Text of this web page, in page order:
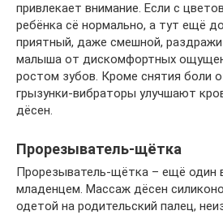
привлекает внимание. Если с
ребёнка сё нормально, а тут ещё
приятный, даже смешной,
малыша от дискомфортных
ростом зубов. Кроме снятия боли
грызунки-вибраторы улучшают
дёсен.
Прорезыватель-щётка
Прорезыватель-щётка – ещё один
младенцем. Массаж дёсен
одетой на родительский палец,